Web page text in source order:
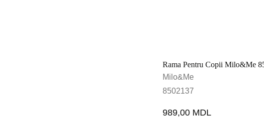
Rama Pentru Copii Milo&Me
Milo&Me
8502137
989,00 MDL